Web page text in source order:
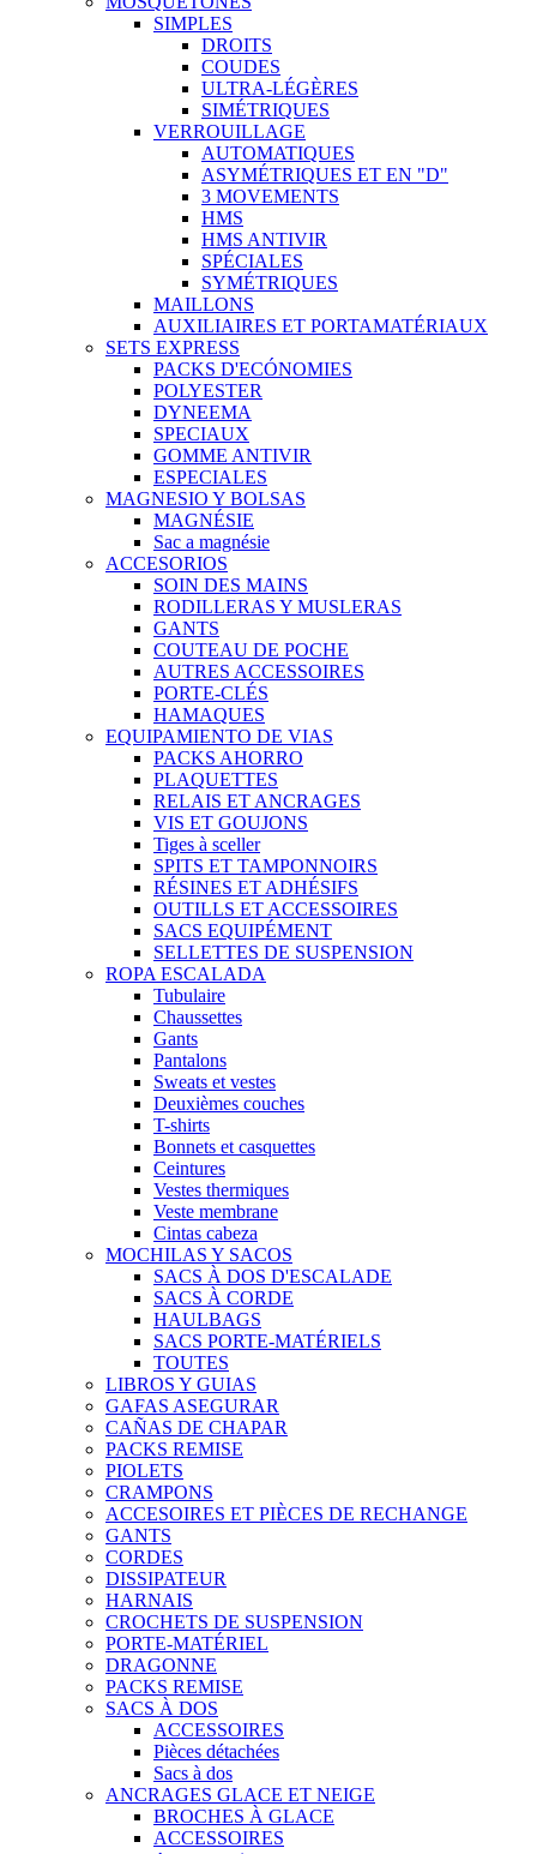
SIMPLES
DROITS
COUDES
ULTRA-LÉGÈRES
SIMÉTRIQUES
VERROUILLAGE
AUTOMATIQUES
ASYMÉTRIQUES ET EN "D"
3 MOVEMENTS
HMS
HMS ANTIVIR
SPÉCIALES
SYMÉTRIQUES
MAILLONS
AUXILIAIRES ET PORTAMATÉRIAUX
SETS EXPRESS
PACKS D'ECÓNOMIES
POLYESTER
DYNEEMA
SPECIAUX
GOMME ANTIVIR
ESPECIALES
MAGNESIO Y BOLSAS
MAGNÉSIE
Sac a magnésie
ACCESORIOS
SOIN DES MAINS
RODILLERAS Y MUSLERAS
GANTS
COUTEAU DE POCHE
AUTRES ACCESSOIRES
PORTE-CLÉS
HAMAQUES
EQUIPAMIENTO DE VIAS
PACKS AHORRO
PLAQUETTES
RELAIS ET ANCRAGES
VIS ET GOUJONS
Tiges à sceller
SPITS ET TAMPONNOIRS
RÉSINES ET ADHÉSIFS
OUTILLS ET ACCESSOIRES
SACS EQUIPÉMENT
SELLETTES DE SUSPENSION
ROPA ESCALADA
Tubulaire
Chaussettes
Gants
Pantalons
Sweats et vestes
Deuxièmes couches
T-shirts
Bonnets et casquettes
Ceintures
Vestes thermiques
Veste membrane
Cintas cabeza
MOCHILAS Y SACOS
SACS À DOS D'ESCALADE
SACS À CORDE
HAULBAGS
SACS PORTE-MATÉRIELS
TOUTES
LIBROS Y GUIAS
GAFAS ASEGURAR
CAÑAS DE CHAPAR
PACKS REMISE
PIOLETS
CRAMPONS
ACCESOIRES ET PIÈCES DE RECHANGE
GANTS
CORDES
DISSIPATEUR
HARNAIS
CROCHETS DE SUSPENSION
PORTE-MATÉRIEL
DRAGONNE
PACKS REMISE
SACS À DOS
ACCESSOIRES
Pièces détachées
Sacs à dos
ANCRAGES GLACE ET NEIGE
BROCHES À GLACE
ACCESSOIRES